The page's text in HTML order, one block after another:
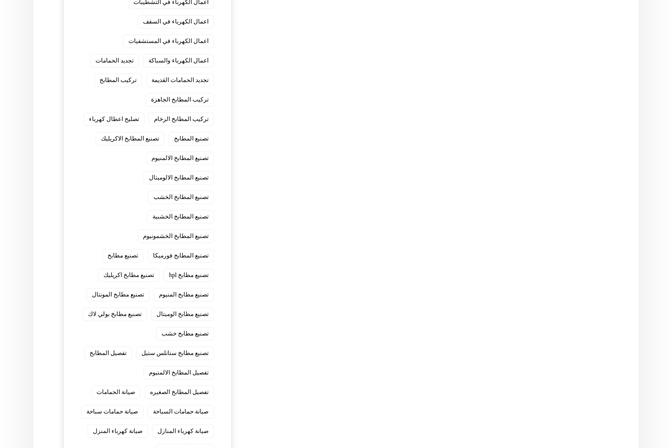
اعمال الكهرباء في التشطيبات
اعمال الكهرباء في السقف
اعمال الكهرباء في المستشفيات
اعمال الكهرباء والسباكة تجديد الحمامات
تجديد الحمامات القديمة تركيب المطابخ
تركيب المطابخ الجاهزة
تركيب المطابخ الرخام تصليح اعطال كهرباء
تصنيع المطابخ تصنيع المطابخ الاكريليك
تصنيع المطابخ الالمنيوم
تصنيع المطابخ الالوميتال
تصنيع المطابخ الخشب
تصنيع المطابخ الخشبية
تصنيع المطابخ الخشمونيوم
تصنيع المطابخ فورميكا تصنيع مطابخ
تصنيع مطابخ hpl تصنيع مطابخ اكريليك
تصنيع مطابخ المنيوم تصنيع مطابخ المونتال
تصنيع مطابخ الوميتال تصنيع مطابخ بولي لاك
تصنيع مطابخ خشب
تصنيع مطابخ ستانلس ستيل تفصيل المطابخ
تفصيل المطابخ الالمنيوم
تفصيل المطابخ الصغيره صيانة الحمامات
صيانة حمامات السباحة صيانة حمامات سباحة
صيانة كهرباء المنازل صيانة كهرباء المنزل